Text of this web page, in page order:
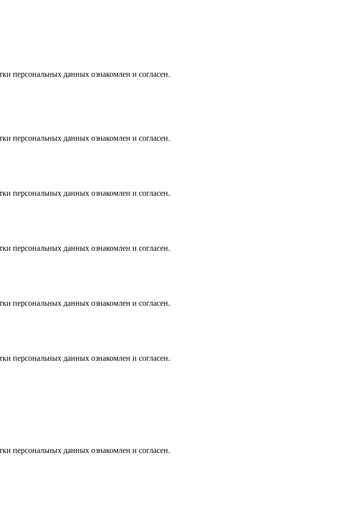
персональных данных ознакомлен и согласен.
персональных данных ознакомлен и согласен.
персональных данных ознакомлен и согласен.
персональных данных ознакомлен и согласен.
персональных данных ознакомлен и согласен.
персональных данных ознакомлен и согласен.
персональных данных ознакомлен и согласен.